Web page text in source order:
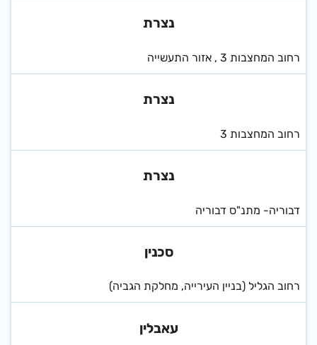
נצרת
רחוב המחצבות 3 , אזור התעשייה
נצרת
רחוב המחצבות 3
נצרת
דבוריה- מתנ"ס דבוריה
סכנין
רחוב הגליל (בניין העירייה, מחלקת הגביה)
עאבלין